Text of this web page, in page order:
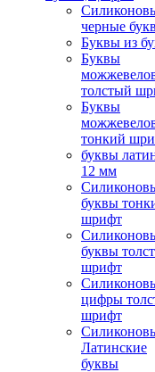
черные
Буквы из
Буквы
толстый
Буквы
тонкий
буквы
12 мм
буквы
шрифт
буквы
шрифт
цифры
шрифт
Латинские
буквы